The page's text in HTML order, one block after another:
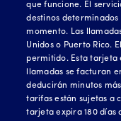
que funcione. El
destinos
momento. Las
Unidos o Puerto Rico.
permitido. Esta tarjeta
llamadas se facturan
deducirán minutos
tarifas están sujetas a
tarjeta expira 180 días